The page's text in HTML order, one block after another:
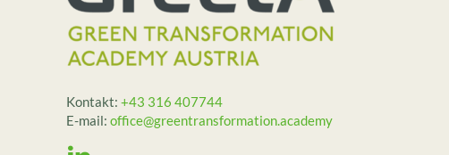
Kontakt: +43 316 407744
E-mail: office@greentransformation.academy